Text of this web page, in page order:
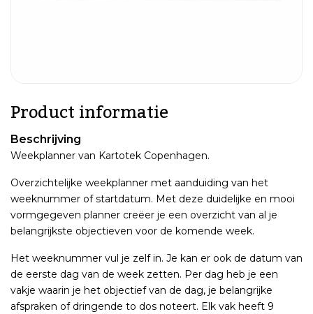
Product informatie
Beschrijving
Weekplanner van Kartotek Copenhagen.
Overzichtelijke weekplanner met aanduiding van het
weeknummer of startdatum. Met deze duidelijke en mooi
vormgegeven planner creëer je een overzicht van al je
belangrijkste objectieven voor de komende week.
Het weeknummer vul je zelf in. Je kan er ook de datum van
de eerste dag van de week zetten. Per dag heb je een
vakje waarin je het objectief van de dag, je belangrijke
afspraken of dringende to dos noteert. Elk vak heeft 9